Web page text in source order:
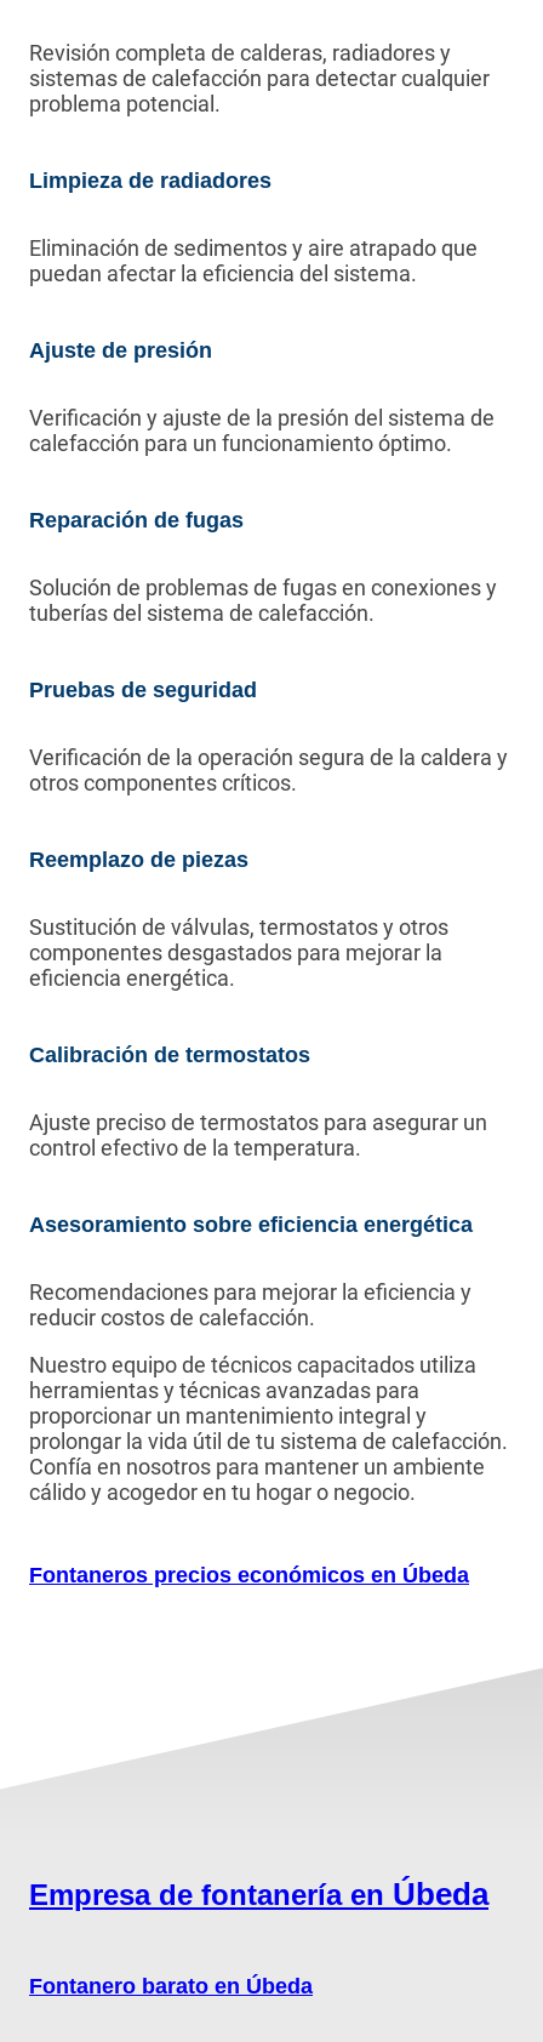
Revisión completa de calderas, radiadores y
sistemas de calefacción para detectar cualquier
problema potencial.
Limpieza de radiadores
Eliminación de sedimentos y aire atrapado que
puedan afectar la eficiencia del sistema.
Ajuste de presión
Verificación y ajuste de la presión del sistema de
calefacción para un funcionamiento óptimo.
Reparación de fugas
Solución de problemas de fugas en conexiones y
tuberías del sistema de calefacción.
Pruebas de seguridad
Verificación de la operación segura de la caldera y
otros componentes críticos.
Reemplazo de piezas
Sustitución de válvulas, termostatos y otros
componentes desgastados para mejorar la
eficiencia energética.
Calibración de termostatos
Ajuste preciso de termostatos para asegurar un
control efectivo de la temperatura.
Asesoramiento sobre eficiencia energética
Recomendaciones para mejorar la eficiencia y
reducir costos de calefacción.
Nuestro equipo de técnicos capacitados utiliza
herramientas y técnicas avanzadas para
proporcionar un mantenimiento integral y
prolongar la vida útil de tu sistema de calefacción.
Confía en nosotros para mantener un ambiente
cálido y acogedor en tu hogar o negocio.
Fontaneros precios económicos en Úbeda
Empresa de fontanería en Úbeda
Fontanero barato en Úbeda